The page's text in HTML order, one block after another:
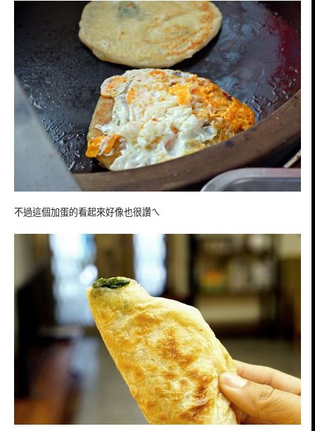
不過這個加蛋的看起來好像也很讚ㄟ